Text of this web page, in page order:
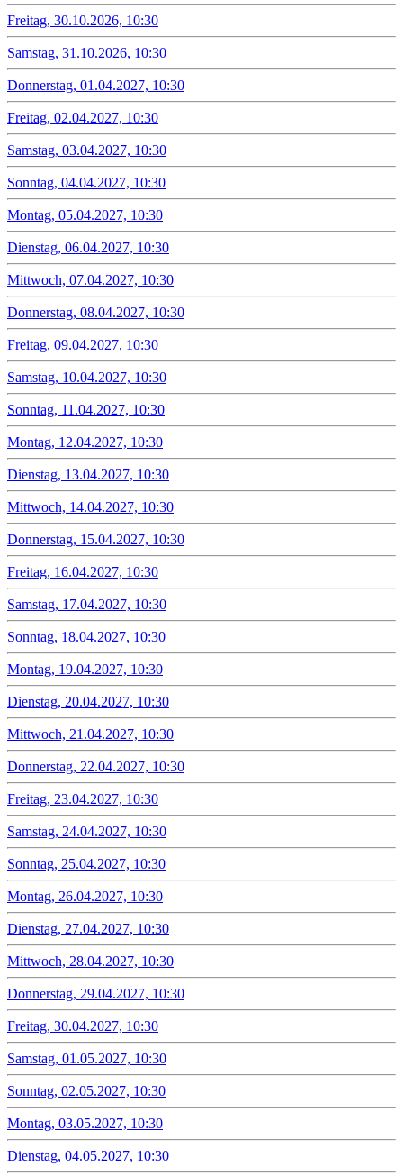
Freitag, 30.10.2026, 10:30
Samstag, 31.10.2026, 10:30
Donnerstag, 01.04.2027, 10:30
Freitag, 02.04.2027, 10:30
Samstag, 03.04.2027, 10:30
Sonntag, 04.04.2027, 10:30
Montag, 05.04.2027, 10:30
Dienstag, 06.04.2027, 10:30
Mittwoch, 07.04.2027, 10:30
Donnerstag, 08.04.2027, 10:30
Freitag, 09.04.2027, 10:30
Samstag, 10.04.2027, 10:30
Sonntag, 11.04.2027, 10:30
Montag, 12.04.2027, 10:30
Dienstag, 13.04.2027, 10:30
Mittwoch, 14.04.2027, 10:30
Donnerstag, 15.04.2027, 10:30
Freitag, 16.04.2027, 10:30
Samstag, 17.04.2027, 10:30
Sonntag, 18.04.2027, 10:30
Montag, 19.04.2027, 10:30
Dienstag, 20.04.2027, 10:30
Mittwoch, 21.04.2027, 10:30
Donnerstag, 22.04.2027, 10:30
Freitag, 23.04.2027, 10:30
Samstag, 24.04.2027, 10:30
Sonntag, 25.04.2027, 10:30
Montag, 26.04.2027, 10:30
Dienstag, 27.04.2027, 10:30
Mittwoch, 28.04.2027, 10:30
Donnerstag, 29.04.2027, 10:30
Freitag, 30.04.2027, 10:30
Samstag, 01.05.2027, 10:30
Sonntag, 02.05.2027, 10:30
Montag, 03.05.2027, 10:30
Dienstag, 04.05.2027, 10:30